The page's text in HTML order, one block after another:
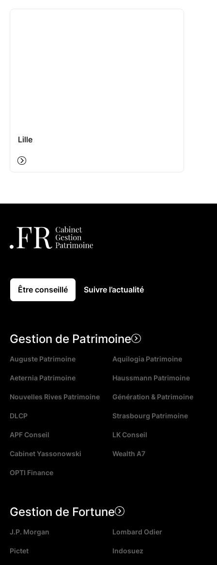
Lille
Être conseillé Suivre l’actualité
Gestion de Patrimoine
Auguste Patrimoine Aquilogia Patrimoine
Aeternia Patrimoine Haussmann Patrimoine
Nouvelles Rives Patrimoine Génération & Patrimoine
DLCP Strasbourg Patrimoine
APF Conseil LK Conseil
Cabinet Yassonowski Wealth A7
OPTI Finance
Gestion de Fortune
J.P. Morgan Lombard Odier
Pictet Indosuez